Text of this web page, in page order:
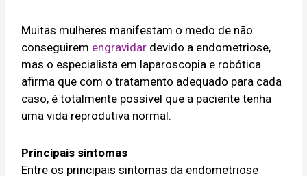
Muitas mulheres manifestam o medo de não
conseguirem engravidar devido a endometriose,
mas o especialista em laparoscopia e robótica
afirma que com o tratamento adequado para cada
caso, é totalmente possível que a paciente tenha
uma vida reprodutiva normal.
Principais sintomas
Entre os principais sintomas da endometriose